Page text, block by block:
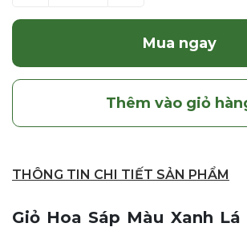
Mua ngay
Thêm vào giỏ
THÔNG TIN CHI TIẾT SẢN PHẨM
Giỏ Hoa Sáp Màu Xanh Lá